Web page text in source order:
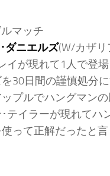
マッチ
ダニエルズ(W/カザリ
イが現れて1人で登
30日間の謹慎処分
プルでハングマンの
テイラーが現れてハ
って正解だったと